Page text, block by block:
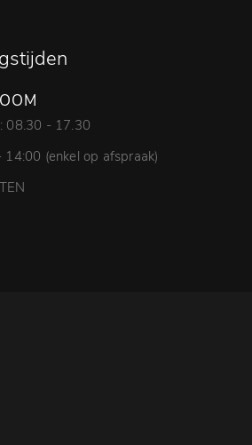
08.30 - 17.30
(enkel op afspraak)